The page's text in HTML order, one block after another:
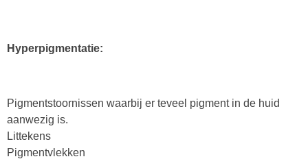
Hyperpigmentatie:
Pigmentstoornissen waarbij er teveel pigment in de huid
aanwezig is.
Littekens
Pigmentvlekken